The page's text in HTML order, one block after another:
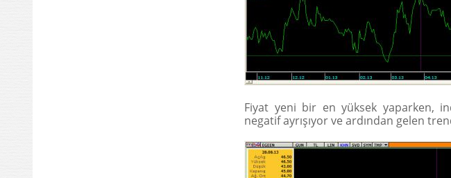
Fiyat yeni bir en yüksek yaparken,
negatif ayrışıyor ve ardından gelen